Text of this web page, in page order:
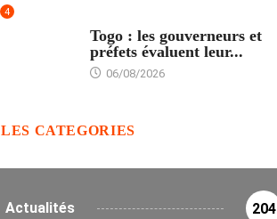
4
Togo : les gouverneurs et
préfets évaluent leur...
06/08/2026
LES CATEGORIES
Actualités 204